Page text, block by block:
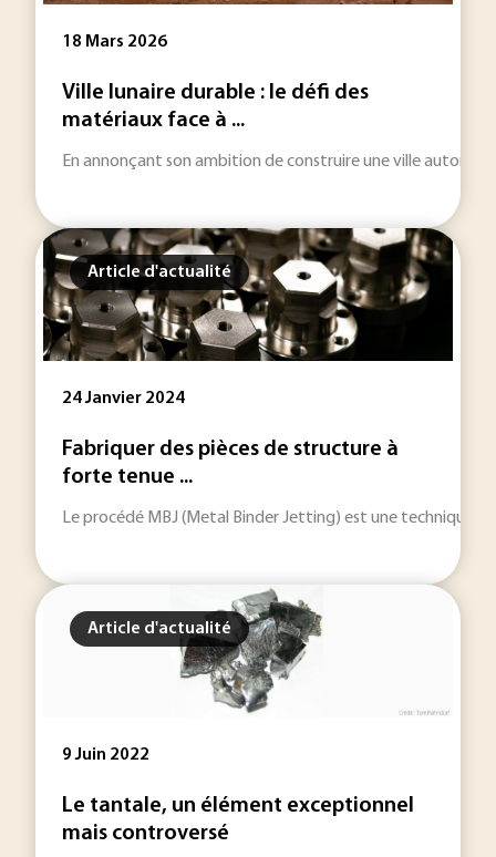
18 Mars 2026
Ville lunaire durable : le défi des
matériaux face à ...
En annonçant son ambition de construire une ville
Article d'actualité
24 Janvier 2024
Fabriquer des pièces de structure à
forte tenue ...
Le procédé MBJ (Metal Binder Jetting) est une technique
Article d'actualité
9 Juin 2022
Le tantale, un élément exceptionnel
mais controversé